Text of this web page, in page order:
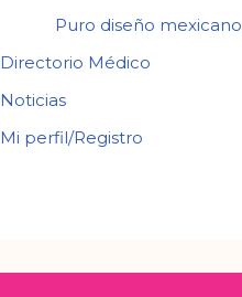
Puro diseño mexicano
Directorio Médico
Noticias
Mi perfil/Registro